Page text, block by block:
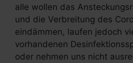
alle wollen das
und die Verbreitung des
eindämmen, laufen jedoch
vorhandenen
oder nehmen uns nicht